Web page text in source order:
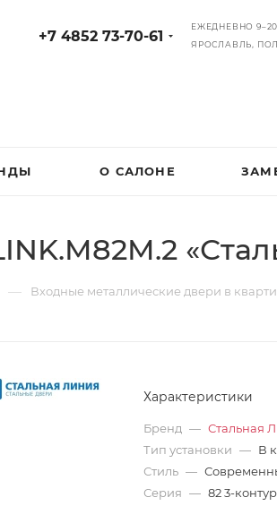
+7 4852 73-70-61
ЕЖЕДНЕВНО 9–20
ЯРОСЛАВЛЬ,
О САЛОНЕ
— Входные металлические двери в
Характеристики
Бренд — Стальная
Тип установки — В
Стиль —
Серия — 82 3-